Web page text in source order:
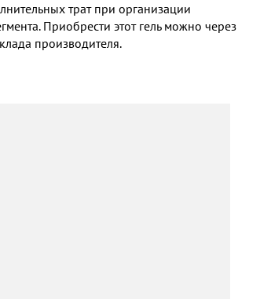
трат при организации
Приобрести этот гель можно через
производителя.